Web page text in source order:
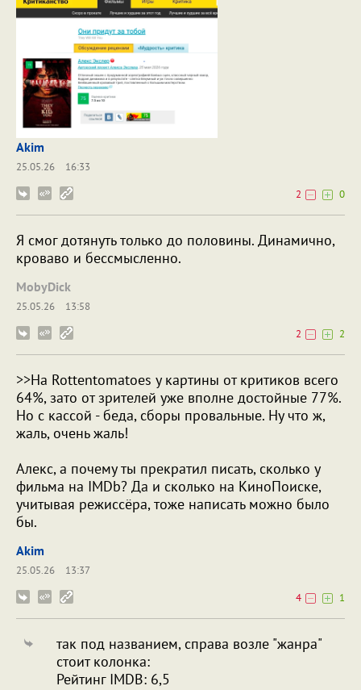
Akim
25.05.26
16:33
2
0
Я смог дотянуть только до половины. Динамично,
кроваво и бессмысленно.
MobyDick
25.05.26
13:58
2
2
>>На Rottentomatoes у картины от критиков всего
64%, зато от зрителей уже вполне достойные 77%.
Но с кассой - беда, сборы провальные. Ну что ж,
жаль, очень жаль!
Алекс, а почему ты прекратил писать, сколько у
фильма на IMDb? Да и сколько на КиноПоиске,
учитывая режиссёра, тоже написать можно было
бы.
Akim
25.05.26
13:37
4
1
так под названием, справа возле "жанра"
стоит колонка:
Рейтинг IMDB: 6,5